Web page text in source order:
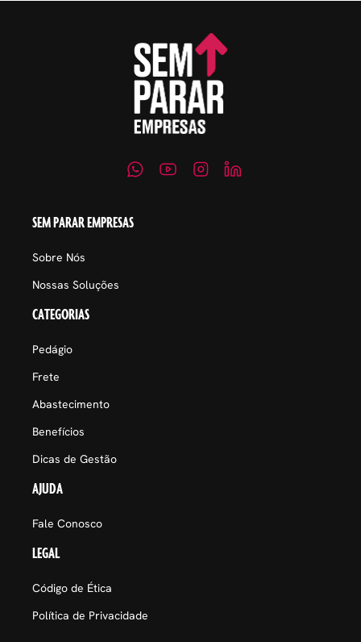
SEM PARAR EMPRESAS
Sobre Nós
Nossas Soluções
CATEGORIAS
Pedágio
Frete
Abastecimento
Benefícios
Dicas de Gestão
AJUDA
Fale Conosco
LEGAL
Código de Ética
Política de Privacidade